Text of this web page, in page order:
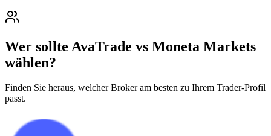
Wer sollte AvaTrade vs Moneta Markets
wählen?
Finden Sie heraus, welcher Broker am besten zu Ihrem Trader-Profil
passt.